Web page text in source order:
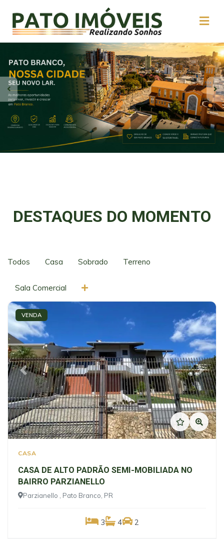
DESTAQUES DO MOMENTO
Todos Casa Sobrado Terreno
Sala Comercial
VENDA
Previous Next
CASA
CASA DE ALTO PADRÃO SEMI-MOBILIADA NO
BAIRRO PARZIANELLO
Parzianello , Pato Branco, PR
3 4 2